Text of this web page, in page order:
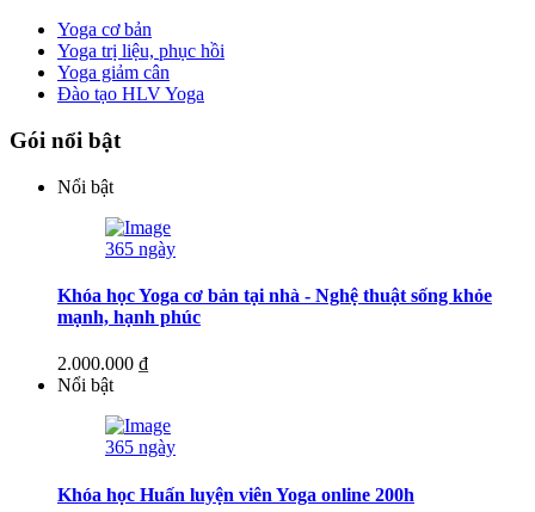
Yoga cơ bản
Yoga trị liệu, phục hồi
Yoga giảm cân
Đào tạo HLV Yoga
Gói nổi bật
Nổi bật
365 ngày
Khóa học Yoga cơ bản tại nhà - Nghệ thuật sống khỏe
mạnh, hạnh phúc
2.000.000 ₫
Nổi bật
365 ngày
Khóa học Huấn luyện viên Yoga online 200h